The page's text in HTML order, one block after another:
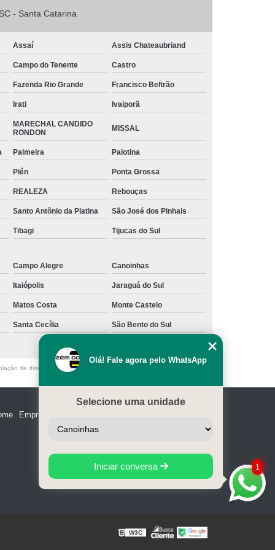
de Aço
Tinta para Janela de Aço
Aço
Tinta para Pintar Armário de Aço
Portão de Aço
Tubos Aço Galvanizado
Diâmetros
Tubos de Aço para Grades
de Aço Vincado
Tubos em Aço
Aço Carbono
Tubos Quadrados de Aço
Aço Carbono
Viga Aço Galvanizado
de Aço Viga de Aço H
Viga U Aço
Viga U de Aço para Estrutura Metálica
de Aço
SC - Santa Catarina
Assaí Assis Chateaubriand
Campo do Tenente Castro
Fazenda Rio Grande Francisco Beltrão
Irati Ivaiporã
MARECHAL CANDIDO
RONDON
MISSAL
Palmeira Palotina
Piên Ponta Grossa
REALEZA Rebouças
Santo Antônio da Platina São José dos Pinhais
Tibagi Tijucas do Sul
Campo Alegre Canoinhas
Itaiópolis Jaraguá do Sul
Matos Costa Monte Castelo
Santa Cecília São Bento do Sul
de direito autoral – artigo 184 do Código Penal –
Empresa
1
Olá! Fale agora pelo WhatsApp
Selecione uma unidade
Iniciar conversa
W3C